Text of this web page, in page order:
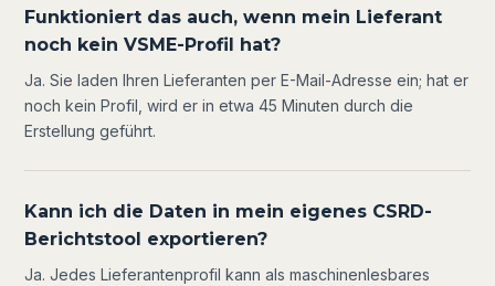
Funktioniert das auch, wenn mein Lieferant
noch kein VSME-Profil hat?
Ja. Sie laden Ihren Lieferanten per E-Mail-Adresse ein; hat er
noch kein Profil, wird er in etwa 45 Minuten durch die
Erstellung geführt.
Kann ich die Daten in mein eigenes CSRD-
Berichtstool exportieren?
Ja. Jedes Lieferantenprofil kann als maschinenlesbares